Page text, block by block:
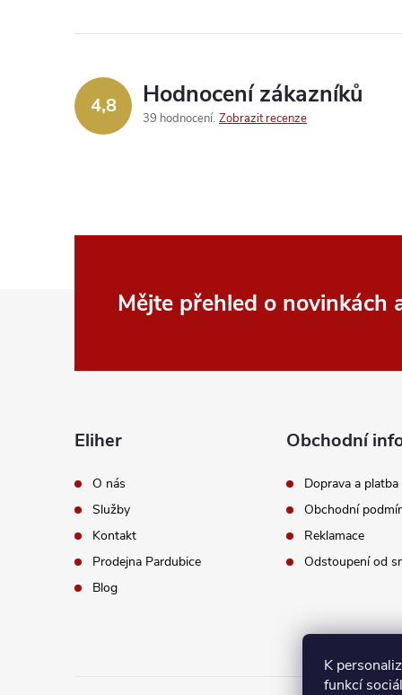
K
funkcí
4,8 Hodnocení zákazníků
39 hodnocení Zobrazit recenze
Mějte přehled o novinkách
Eliher
O nás
Služby
Kontakt
Prodejna Pardubice
Blog
Obchodní
Doprava a platba
Obchodní
Reklamace
Odstoupení od